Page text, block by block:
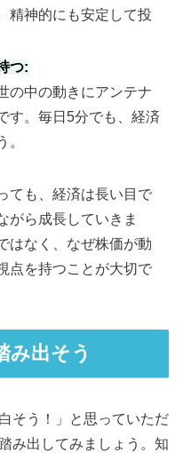
精神的にも安定して投
つ:
の中の動きにアンテナ
す。毎日5分でも、経済
。
ても、経済は長い目で
がら成長していきま
はなく、なぜ株価が動
点を持つことが大切で
み出そう
そう！」と思っていただ
み出してみましょう。知